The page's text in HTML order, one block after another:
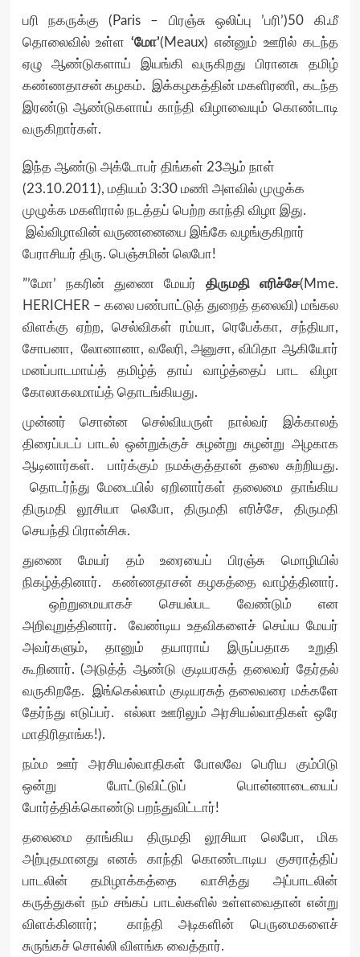
பரி நகருக்கு (Paris – பிரஞ்சு ஒலிப்பு ’பரி’)50 கி.மீ
தொலைவில் உள்ள ‘மோ’(Meaux) என்னும் ஊரில் கடந்த
ஏழு ஆண்டுகளாய் இயங்கி வருகிறது பிரானசு தமிழ்
கண்ணதாசன் கழகம். இக்கழகத்தின் மகளிரணி, கடந்த
இரண்டு ஆண்டுகளாய் காந்தி விழாவையும் கொண்டாடி
வருகிறார்கள்.
இந்த ஆண்டு அக்டோபர் திங்கள் 23ஆம் நாள்
(23.10.2011), மதியம் 3:30 மணி அளவில் முழுக்க
முழுக்க மகளிரால் நடத்தப் பெற்ற காந்தி விழா இது.
இவ்விழாவின் வருணனையை இங்கே வழங்குகிறார்
பேராசியர் திரு. பெஞ்சமின் லெபோ!
”’மோ’ நகரின் துணை மேயர் திருமதி எரிச்சே(Mme.
HERICHER – கலை பண்பாட்டுத் துறைத் தலைவி) மங்கல
விளக்கு ஏற்ற, செல்விகள் ரம்யா, ரெபேக்கா, சந்தியா,
சோபனா, லோனானா, வலேரி, அனுசா, விபிதா ஆகியோர்
மனப்பாடமாய்த் தமிழ்த் தாய் வாழ்த்தைப் பாட விழா
கோலாகலமாய்த் தொடங்கியது.
முன்னர் சொன்ன செல்வியருள் நால்வர் இக்காலத்
திரைப்படப் பாடல் ஒன்றுக்குச் சுழன்று சுழன்று அழகாக
ஆடினார்கள். பார்க்கும் நமக்குத்தான் தலை சுற்றியது.
தொடர்ந்து மேடையில் ஏறினார்கள் தலைமை தாங்கிய
திருமதி லூசியா லெபோ, திருமதி எரிச்சே, திருமதி
செயந்தி பிரான்சிசு.
துணை மேயர் தம் உரையைப் பிரஞ்சு மொழியில்
நிகழ்த்தினார். கண்ணதாசன் கழகத்தை வாழ்த்தினார்.
ஒற்றுமையாகச் செயல்பட வேண்டும் என
அறிவுறுத்தினார். வேண்டிய உதவிகளைச் செய்ய மேயர்
அவர்களும், தானும் தயாராய் இருப்பதாக உறுதி
கூறினார். (அடுத்த் ஆண்டு குடியரசுத் தலைவர் தேர்தல்
வருகிறதே. இங்கெல்லாம் குடியரசுத் தலைவரை மக்களே
தேர்ந்து எடுப்பர். எல்லா ஊரிலும் அரசியல்வாதிகள் ஒரே
மாதிரிதாங்க!).
நம்ம ஊர் அரசியல்வாதிகள் போலவே பெரிய கும்பிடு
ஒன்று போட்டுவிட்டுப் பொன்னாடையைப்
போர்த்திக்கொண்டு பறந்துவிட்டார்!
தலைமை தாங்கிய திருமதி லூசியா லெபோ, மிக
அற்புதமானது எனக் காந்தி கொண்டாடிய குசராத்திப்
பாடலின் தமிழாக்கத்தை வாசித்து அப்பாடலின்
கருத்துகள் நம் சங்கப் பாடல்களில் உள்ளவைதான் என்று
விளக்கினார்; காந்தி அடிகளின் பெருமைகளைச்
சுருங்கச் சொல்லி விளங்க வைத்தார்.